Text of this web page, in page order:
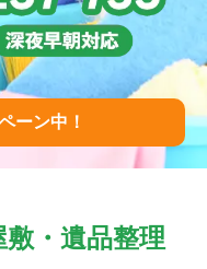
ーン中！
・遺品整理